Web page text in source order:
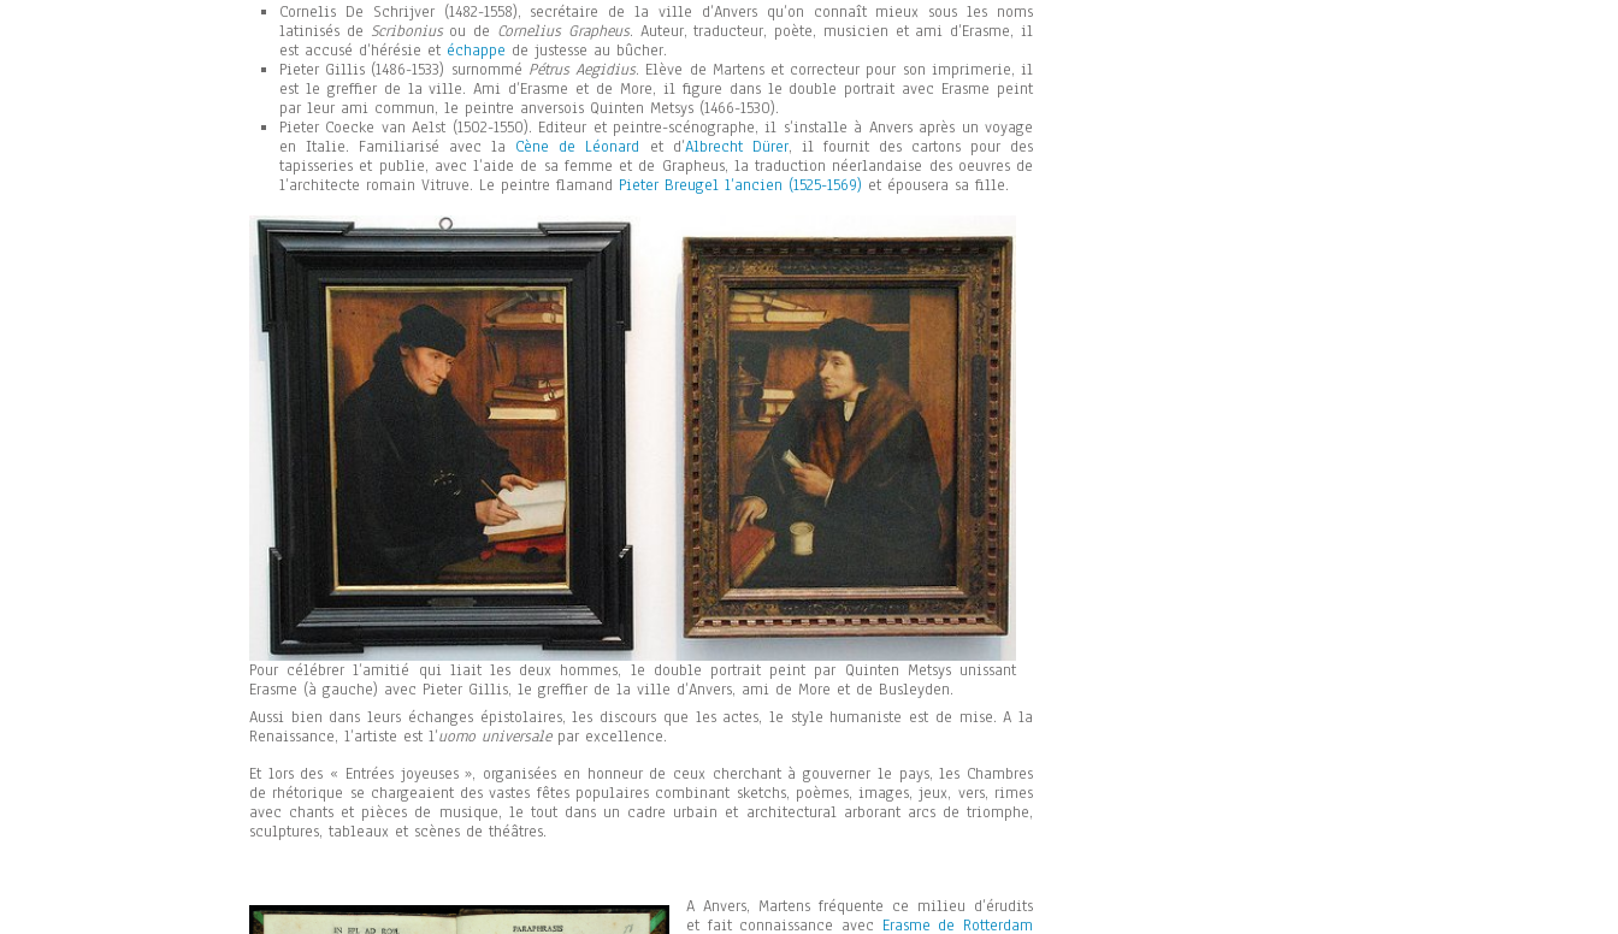
Cornelis De Schrijver (1482-1558), secrétaire de la ville d’Anvers qu’on connaît mieux sous les noms
latinisés de Scriboniusou de Cornelius Grapheus. Auteur, traducteur, poète, musicien et ami d’Erasme, il
est accusé d’hérésie et échappe de justesse au bûcher.
Pieter Gillis (1486-1533) surnommé Pétrus Aegidius. Elève de Martens et correcteur pour son imprimerie, il
est le greffier de la ville. Ami d’Erasme et de More, il figure dans le double portrait avec Erasme peint
par leur ami commun, le peintre anversois Quinten Metsys (1466-1530).
Pieter Coecke van Aelst (1502-1550). Editeur et peintre-scénographe, il s’installe à Anvers après un voyage
en Italie. Familiarisé avec la Cène de Léonard et d’Albrecht Dürer, il fournit des cartons pour des
tapisseries et publie, avec l’aide de sa femme et de Grapheus, la traduction néerlandaise des oeuvres de
l’architecte romain Vitruve. Le peintre flamand Pieter Breugel l’ancien (1525-1569) et épousera sa fille.
Pour célébrer l’amitié qui liait les deux hommes, le double portrait peint par Quinten Metsys unissant
Erasme (à gauche) avec Pieter Gillis, le greffier de la ville d’Anvers, ami de More et de Busleyden.
Aussi bien dans leurs échanges épistolaires, les discours que les actes, le style humaniste est de mise. A la
Renaissance, l’artiste est l’uomo universalepar excellence.
Et lors des « Entrées joyeuses », organisées en honneur de ceux cherchant à gouverner le pays, les Chambres
de rhétorique se chargeaient des vastes fêtes populaires combinant sketchs, poèmes, images, jeux, vers, rimes
avec chants et pièces de musique, le tout dans un cadre urbain et architectural arborant arcs de triomphe,
sculptures, tableaux et scènes de théâtres.
A Anvers, Martens fréquente ce milieu d’érudits
et fait connaissance avec Erasme de Rotterdam